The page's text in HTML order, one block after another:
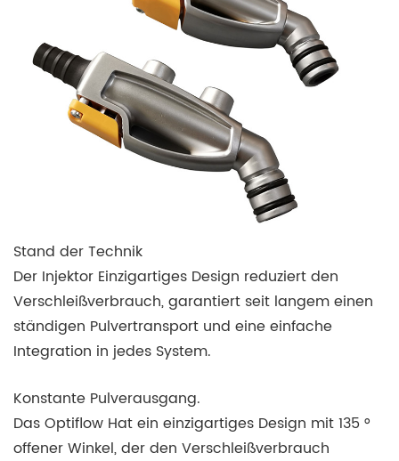
Stand der Technik
Der Injektor Einzigartiges Design reduziert den
Verschleißverbrauch, garantiert seit langem einen
ständigen Pulvertransport und eine einfache
Integration in jedes System.
Konstante Pulverausgang.
Das Optiflow Hat ein einzigartiges Design mit 135 °
offener Winkel, der den Verschleißverbrauch